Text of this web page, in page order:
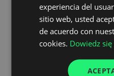
experiencia del
sitio web, usted
de acuerdo con
cookies. Dowiedz się